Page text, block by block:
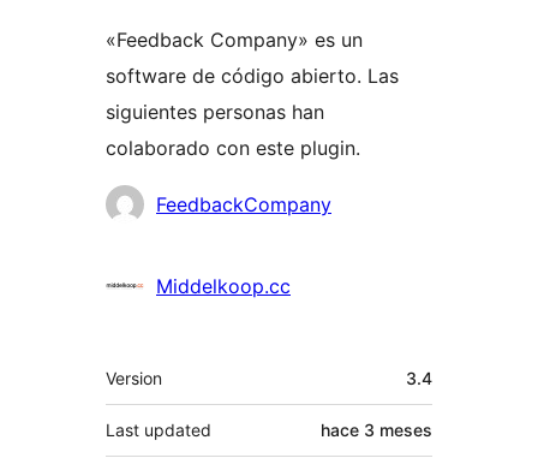
«Feedback Company» es un
software de código abierto. Las
siguientes personas han
colaborado con este plugin.
Colaboradores
FeedbackCompany
Middelkoop.cc
Meta
Version 3.4
Last updated hace 3 meses